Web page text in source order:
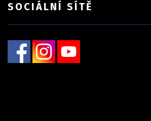
SOCIÁLNÍ SÍTĚ